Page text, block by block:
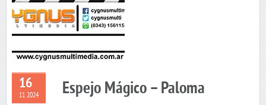
16
11 2024 Espejo Mágico – Paloma